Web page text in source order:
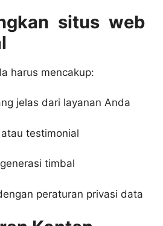
situs web
harus mencakup:
jelas dari layanan Anda
testimonial
timbal
peraturan privasi data